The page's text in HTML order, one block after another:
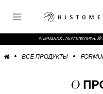
SUMMANDS - ЭККСКЛЮЗИВНЫЙ
ВСЕ ПРОДУКТЫ
О